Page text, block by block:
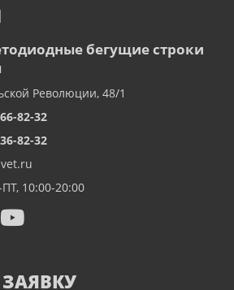
бегущие строки
Революции, 48/1
82-32
82-32
10:00-20:00